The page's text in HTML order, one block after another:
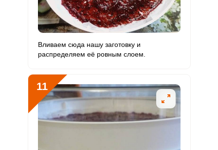
Вливаем сюда нашу заготовку и
распределяем её ровным слоем.
11